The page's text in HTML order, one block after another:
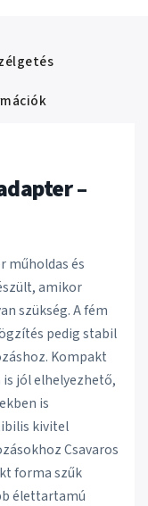
–
műholdas és
amikor
szükség. A fém
pedig stabil
Kompakt
jól elhelyezhető,
is
kivitel
Csavaros
forma szűk
élettartamú